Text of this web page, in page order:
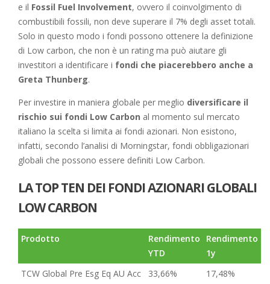
e il Fossil Fuel Involvement, ovvero il coinvolgimento di
combustibili fossili, non deve superare il 7% degli asset totali.
Solo in questo modo i fondi possono ottenere la definizione
di Low carbon, che non è un rating ma può aiutare gli
investitori a identificare i fondi che piacerebbero anche a
Greta Thunberg.
Per investire in maniera globale per meglio diversificare il
rischio sui fondi Low Carbon al momento sul mercato
italiano la scelta si limita ai fondi azionari. Non esistono,
infatti, secondo l’analisi di Morningstar, fondi obbligazionari
globali che possono essere definiti Low Carbon.
LA TOP TEN DEI FONDI AZIONARI GLOBALI
LOW CARBON
Prodotto
Rendimento
YTD
Rendimento
1y
TCW Global Pre Esg Eq AU Acc
33,66%
17,48%